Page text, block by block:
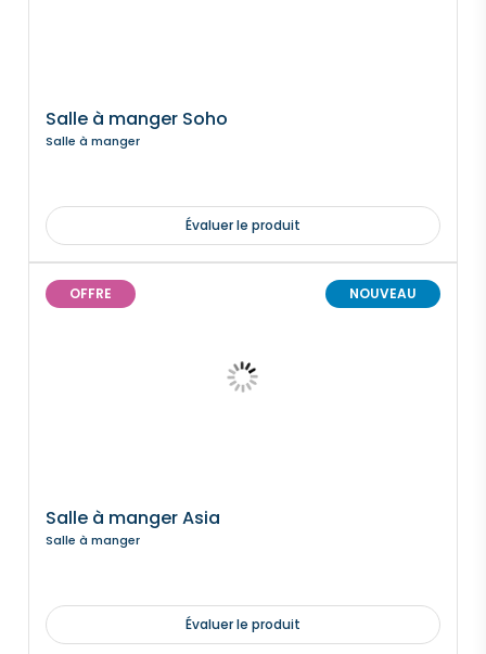
Salle à manger Soho
Salle à manger
Évaluer le produit
OFFRE NOUVEAU
Salle à manger Asia
Salle à manger
Évaluer le produit